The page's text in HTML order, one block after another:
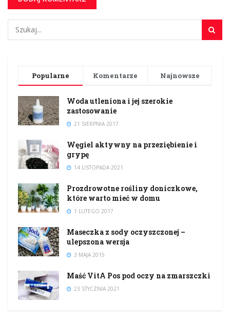
Popularne Komentarze Najnowsze
Woda utleniona i jej szerokie
zastosowanie
21 SIERPNIA 2017
Węgiel aktywny na przeziębienie i
grypę
14 LISTOPADA 2021
Prozdrowotne rośliny doniczkowe,
które warto mieć w domu
1 LUTEGO 2017
Maseczka z sody oczyszczonej –
ulepszona wersja
3 MAJA 2015
Maść VitA Pos pod oczy na zmarszczki
23 STYCZNIA 2021